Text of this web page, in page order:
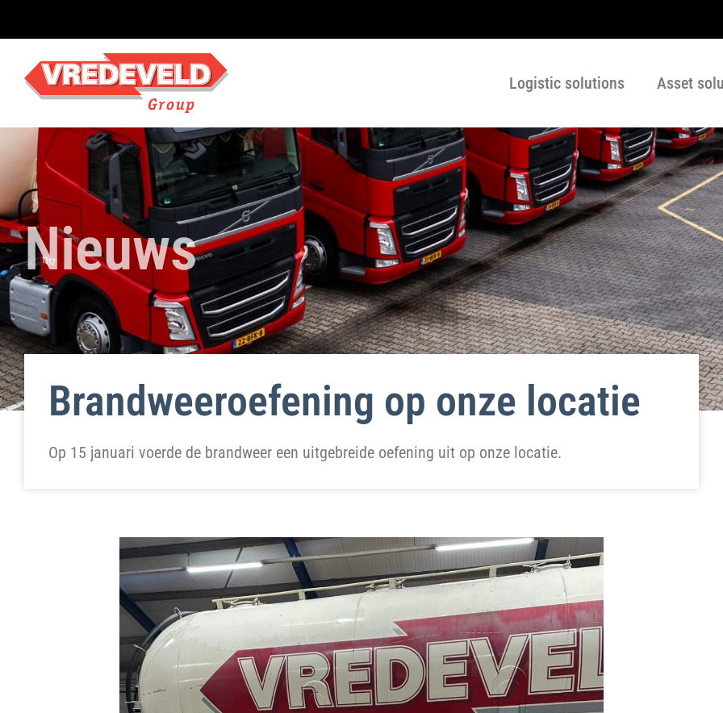
Logistic solutions Asset
Nieuws
Brandweeroefening op onze locatie
Op 15 januari voerde de brandweer een uitgebreide oefening uit op onze locatie.